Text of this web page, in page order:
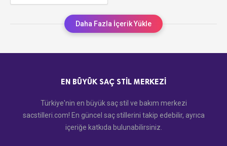
Daha Fazla İçerik Yükle
EN BÜYÜK SAÇ STIL MERKEZI
Türkiye'nin en büyük saç stil ve bakım merkezi
sacstilleri.com! En güncel saç stillerini takip edebilir, ayrıca
içeriğe katkıda bulunabilirsiniz.